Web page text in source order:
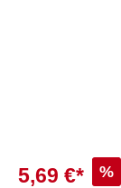
5,69 €* %